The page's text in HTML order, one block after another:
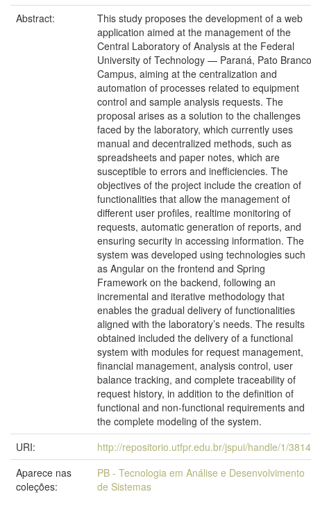
Abstract:
This study proposes the development of a web
application aimed at the management of the
Central Laboratory of Analysis at the Federal
University of Technology — Paraná, Pato Branco
Campus, aiming at the centralization and
automation of processes related to equipment
control and sample analysis requests. The
proposal arises as a solution to the challenges
faced by the laboratory, which currently uses
manual and decentralized methods, such as
spreadsheets and paper notes, which are
susceptible to errors and inefficiencies. The
objectives of the project include the creation of
functionalities that allow the management of
different user profiles, realtime monitoring of
requests, automatic generation of reports, and
ensuring security in accessing information. The
system was developed using technologies such
as Angular on the frontend and Spring
Framework on the backend, following an
incremental and iterative methodology that
enables the gradual delivery of functionalities
aligned with the laboratory’s needs. The results
obtained included the delivery of a functional
system with modules for request management,
financial management, analysis control, user
balance tracking, and complete traceability of
request history, in addition to the definition of
functional and non-functional requirements and
the complete modeling of the system.
URI:
http://repositorio.utfpr.edu.br/jspui/handle/1/
Aparece nas
coleções:
PB - Tecnologia em Análise e Desenvolvimento
de Sistemas